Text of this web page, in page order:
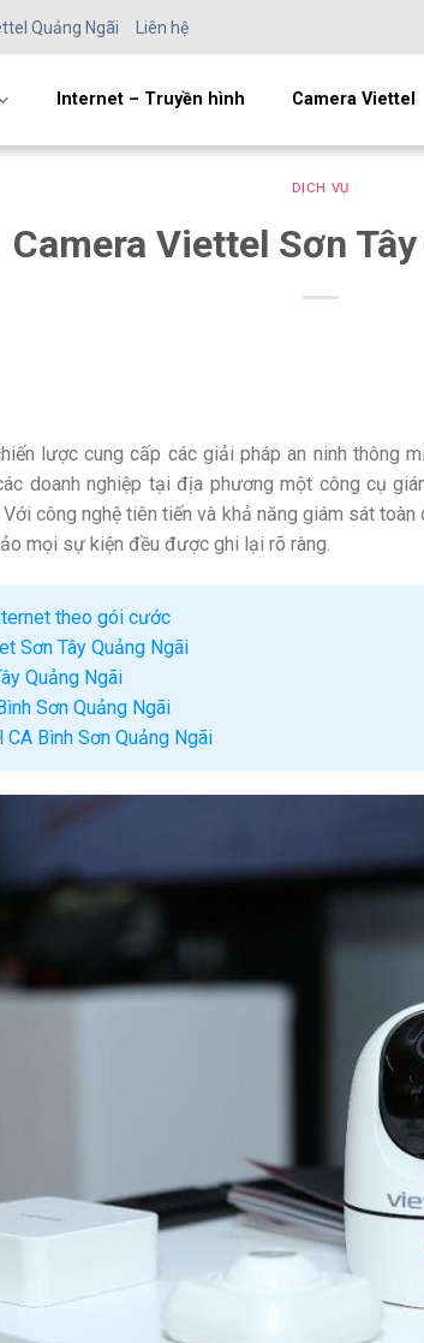
Quảng Ngãi Liên hệ
Internet – Truyền hình Camera Viettel
DỊCH VỤ
Camera Viettel Sơn
lược cung cấp các giải pháp an ninh thông
doanh nghiệp tại địa phương một công cụ
công nghệ tiên tiến và khả năng giám sát toàn
mọi sự kiện đều được ghi lại rõ ràng.
theo gói cước
Sơn Tây Quảng Ngãi
Quảng Ngãi
Sơn Quảng Ngãi
Bình Sơn Quảng Ngãi